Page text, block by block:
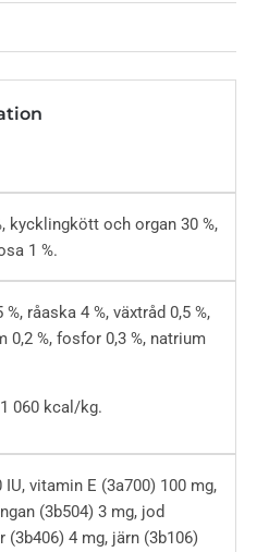
kycklingkött och organ 30 %,
1 %.
råaska 4 %, växtråd 0,5 %,
0,2 %, fosfor 0,3 %, natrium
060 kcal/kg.
vitamin E (3a700) 100 mg,
(3b504) 3 mg, jod
(3b406) 4 mg, järn (3b106)